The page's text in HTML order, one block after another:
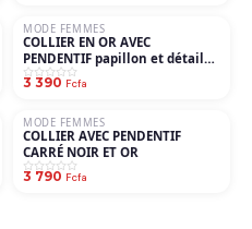
MODE FEMMES
COLLIER EN OR AVEC
PENDENTIF papillon et détails
délicats
3 390 Fcfa
MODE FEMMES
COLLIER AVEC PENDENTIF
CARRÉ NOIR ET OR
3 790 Fcfa